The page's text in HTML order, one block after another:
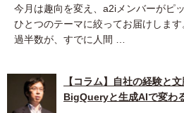
今月は趣向を変え、a2iメンバーがピ
ひとつのテーマに絞ってお届けしま
過半数が、すでに人間 …
【コラム】自社の経験と
BigQueryと生成AIで変わ